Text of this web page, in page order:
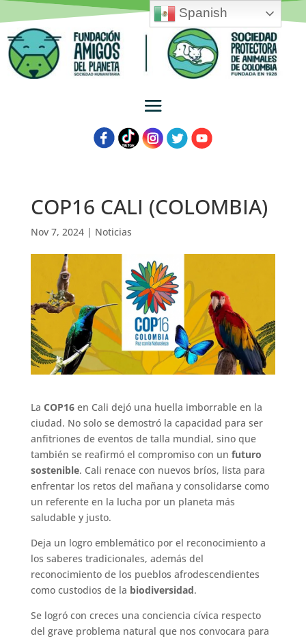
COP16 CALI (COLOMBIA)
Nov 7, 2024| Noticias
La COP16en Cali dejó una huella imborrable en la
ciudad. No solo se demostró la capacidad para ser
anfitriones de eventos de talla mundial, sino que
también se reafirmó el compromiso con un futuro
sostenible. Cali renace con nuevos bríos, lista para
enfrentar los retos del mañana y consolidarse como
un referente en la lucha por un planeta más
saludable y justo.
Deja un logro emblemático por el reconocimiento a
los saberes tradicionales, además del
reconocimiento de los pueblos afrodescendientes
como custodios de la biodiversidad.
Se logró con creces una conciencia cívica respecto
del grave problema natural que nos convocara para
Spanish